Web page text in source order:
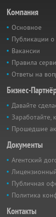
Компания
Основное
Публикации о
Вакансии
Правила
Ответы на
Бизнес-
Давайте
Заработайте,
Прошедшие
Документы
Агентский
Публичная
Политика
Контакты